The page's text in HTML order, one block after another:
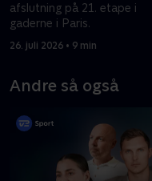
afslutning på 21. etape i
gaderne i Paris.
26. juli 2026 • 9 min
Andre så også